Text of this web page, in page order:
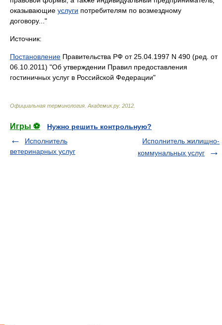
оказывающие услуги потребителям по возмездному
договору..."
Источник:
Постановление Правительства РФ от 25.04.1997 N 490 (ред. от
06.10.2011) "Об утверждении Правил предоставления
гостиничных услуг в Российской Федерации"
Официальная терминология Академик.ру. 2012
Игры ⚽
Нужно решить контрольную?
Исполнитель
ветеринарных услуг
Исполнитель жилищно-
коммунальных услуг